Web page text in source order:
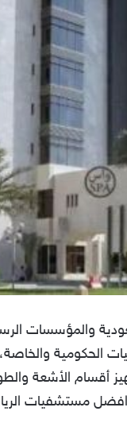
والمؤسسات
الحكومية
وتجهيز أقسام
مستشفيات